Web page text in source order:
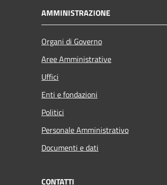
AMMINISTRAZIONE
Organi di Governo
Aree Amministrative
Uffici
Enti e fondazioni
Politici
Personale Amministrativo
Documenti e dati
CONTATTI